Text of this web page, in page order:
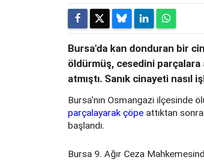
Bursa'da kan donduran bir
öldürmüş, cesedini parçalara
atmıştı. Sanık cinayeti nasıl
Bursa'nın Osmangazi ilçesinde
parçalayarak çöpe attıktan sonra
başlandı.
Bursa 9. Ağır Ceza